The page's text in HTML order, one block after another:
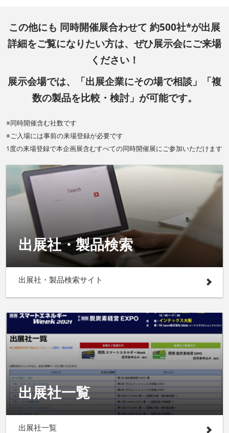
この他にも 同時開催展合わせて 約500社*が出展
詳細をご覧になりたい方は、ぜひ展示会にご来場
ください！
展示会場では、「出展企業にその場で相談」「複
数の製品を比較・検討」が可能です。
※同時開催含む社数です
※ご入場には事前の来場登録が必要です
1度の来場登録で本企画展含むすべての同時開催展にご参加いただけます
出展社・製品検索
出展社・製品検索サイト
出展社一覧
出展社一覧